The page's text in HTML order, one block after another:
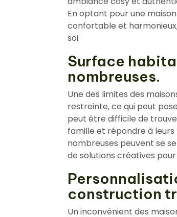
En optant pour une
confortable et
soi.
Surface
nombreuses.
Une des limites des
restreinte, ce qui peut
peut être difficile de
famille et répondre à leurs
nombreuses peuvent se
de solutions créatives
construction
Un inconvénient des